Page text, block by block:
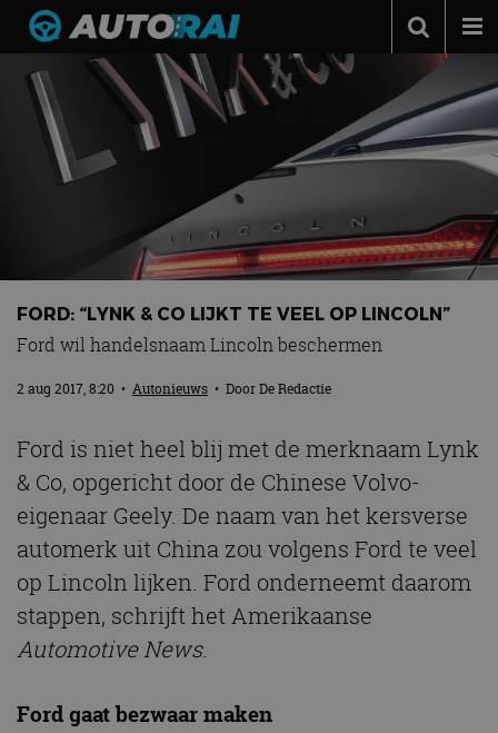
Autonieuws
Podcast
Autotests
Adverteren
Contact
MotorRAI.nl
FORD: “LYNK & CO LIJKT TE VEEL OP LINCOLN”
Ford wil handelsnaam Lincoln beschermen
2 aug 2017, 8:20 • Autonieuws • DoorDe Redactie
Ford is niet heel blij met de merknaam Lynk
& Co, opgericht door de Chinese Volvo-
eigenaar Geely. De naam van het kersverse
automerk uit China zou volgens Ford te veel
op Lincoln lijken. Ford onderneemt daarom
stappen, schrijft het Amerikaanse
Automotive News.
Ford gaat bezwaar maken